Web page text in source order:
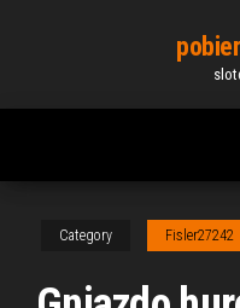
content
Category Fisler27242